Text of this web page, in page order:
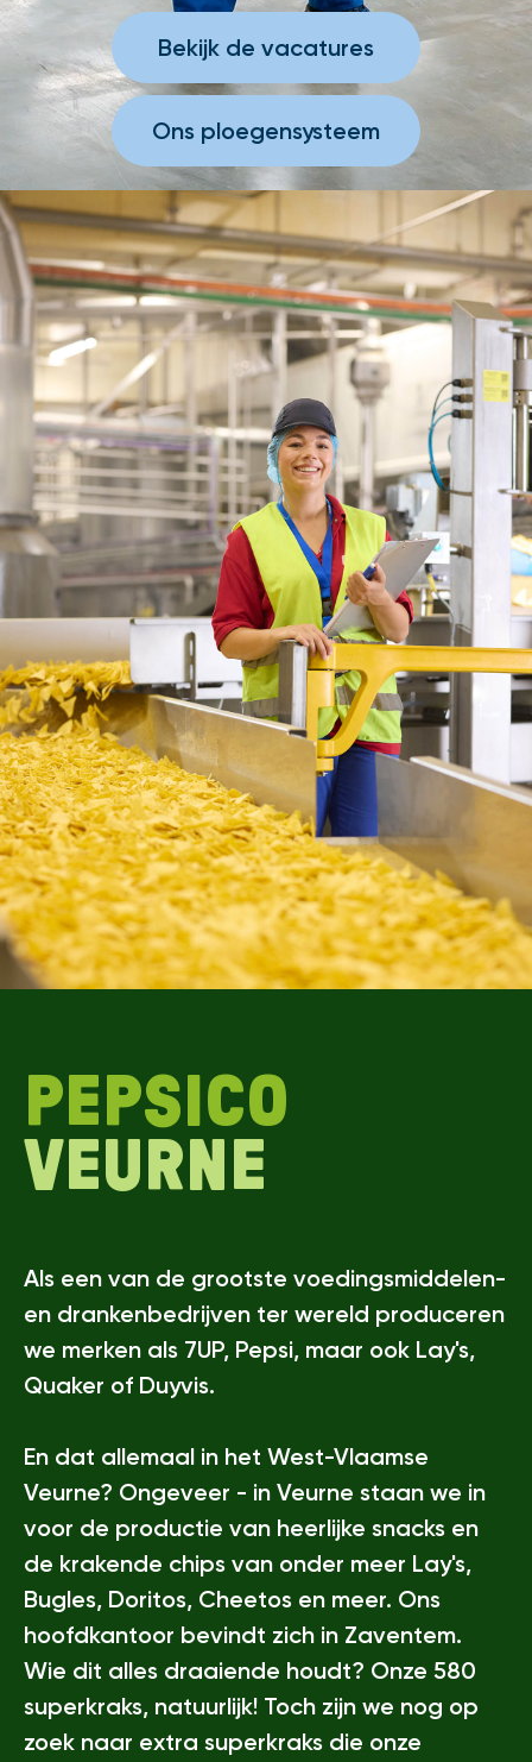
Bekijk de vacatures
Ons ploegensysteem
PEPSICO
VEURNE
Als een van de grootste voedingsmiddelen-
en drankenbedrijven ter wereld produceren
we merken als 7UP, Pepsi, maar ook Lay's,
Quaker of Duyvis.
En dat allemaal in het West-Vlaamse
Veurne? Ongeveer - in Veurne staan we in
voor de productie van heerlijke snacks en
de krakende chips van onder meer Lay's,
Bugles, Doritos, Cheetos en meer. Ons
hoofdkantoor bevindt zich in Zaventem.
Wie dit alles draaiende houdt? Onze 580
superkraks, natuurlijk! Toch zijn we nog op
zoek naar extra superkraks die onze